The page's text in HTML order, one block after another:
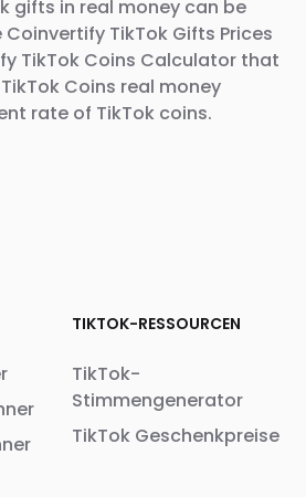
gifts in real money can be
TikTok Gifts Prices
TikTok Coins Calculator that
Coins real money
rate of TikTok coins.
TIKTOK-RESSOURCEN
TikTok-
Stimmengenerator
TikTok Geschenkpreise